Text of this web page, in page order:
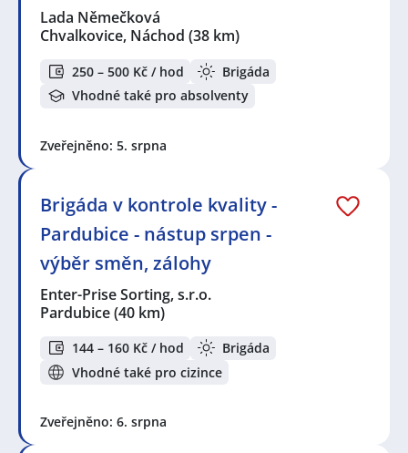
Lada Němečková
Chvalkovice, Náchod (38 km)
250 – 500 Kč / hod
Brigáda
Vhodné také pro absolventy
Zveřejněno: 5. srpna
Brigáda v kontrole kvality -
Pardubice - nástup srpen -
výběr směn, zálohy
Enter-Prise Sorting, s.r.o.
Pardubice(40 km)
144 – 160 Kč / hod
Brigáda
Vhodné také pro cizince
Zveřejněno: 6. srpna